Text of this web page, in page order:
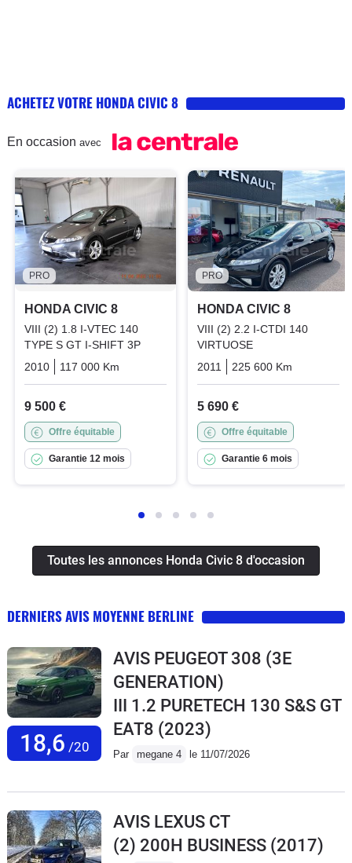
ACHETEZ VOTRE HONDA CIVIC 8
En occasion avec
PRO
HONDA CIVIC 8
VIII (2) 1.8 I-VTEC 140
TYPE S GT I-SHIFT 3P
2010
117 000 Km Essence
9 500 €
Offre équitable
Garantie 12 mois
PRO
HONDA CIVIC 8
VIII (2) 2.2 I-CTDI 140
VIRTUOSE
2011
225 600 Km
5 690 €
Offre équitable
Garantie 6 mois
Toutes les annonces Honda Civic 8 d'occasion
DERNIERS AVIS MOYENNE BERLINE
18,6 /20
AVIS PEUGEOT 308 (3E
GENERATION)
III 1.2 PURETECH 130 S&S GT
EAT8 (2023)
Par megane 4 le 11/07/2026
AVIS LEXUS CT
(2) 200H BUSINESS (2017)